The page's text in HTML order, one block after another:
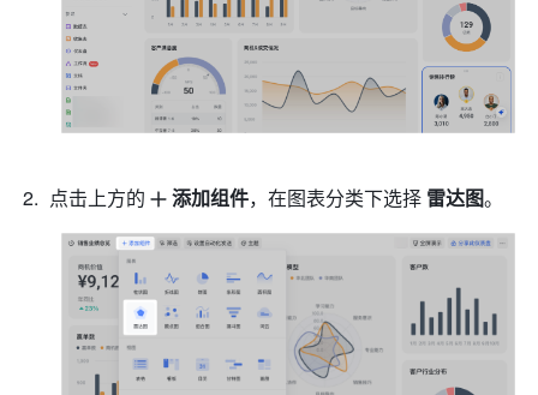
点击上方的 添加组件，在图表分类下选择 雷达图。